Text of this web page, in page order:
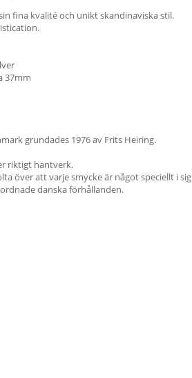
fina kvalité och unikt skandinaviska stil.
37mm
grundades 1976 av Frits Heiring.
riktigt hantverk.
över att varje smycke är något speciellt i
danska förhållanden.